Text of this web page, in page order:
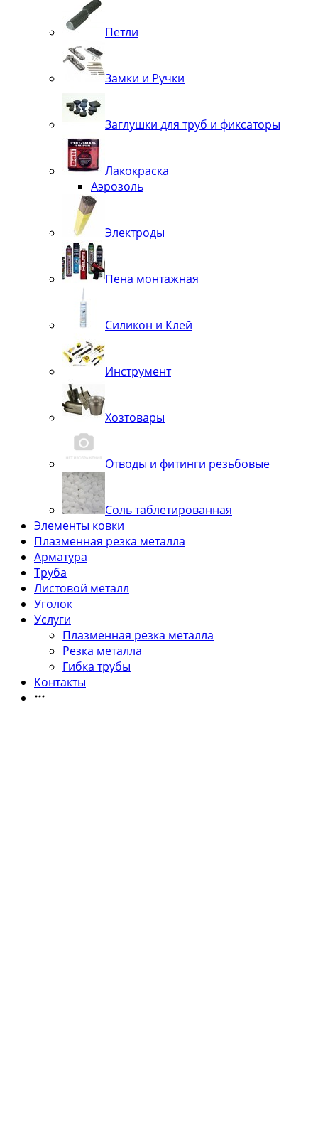
Петли
Замки и Ручки
Заглушки для труб и фиксаторы
Лакокраска
Аэрозоль
Электроды
Пена монтажная
Силикон и Клей
Инструмент
Хозтовары
Отводы и фитинги резьбовые
Соль таблетированная
Элементы ковки
Плазменная резка металла
Арматура
Труба
Листовой металл
Уголок
Услуги
Плазменная резка металла
Резка металла
Гибка трубы
Контакты